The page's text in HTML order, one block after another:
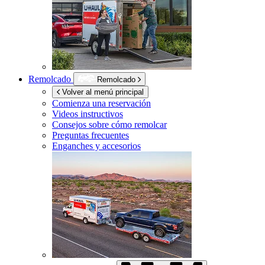
Remolcado
Remolcado
Volver al menú principal
Comienza una reservación
Videos instructivos
Consejos sobre cómo remolcar
Preguntas frecuentes
Enganches y accesorios